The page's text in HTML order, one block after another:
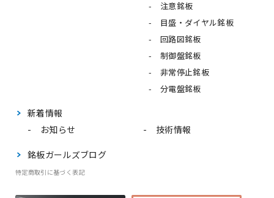
注意銘板
目盛・ダイヤル銘板
回路図銘板
制御盤銘板
非常停止銘板
分電盤銘板
新着情報
お知らせ
技術情報
銘板ガールズブログ
特定商取引に基づく表記